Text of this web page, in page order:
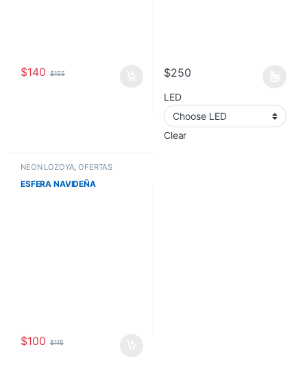
$140 $155 $250
LED
Clear
NEÓN LOZOYA ,OFERTAS
ESFERA NAVIDEÑA
$100 $115